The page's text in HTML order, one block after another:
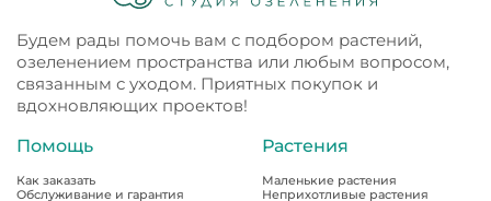
Будем рады помочь вам с подбором растений,
озеленением пространства или любым вопросом,
связанным с уходом. Приятных покупок и
вдохновляющих проектов!
Помощь
Как заказать
Обслуживание и гарантия
Растения
Маленькие растения
Неприхотливые растения